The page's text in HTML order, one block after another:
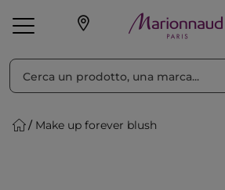
Make-up Profumi
Make up forever blush
Ordina per